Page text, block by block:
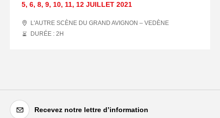
5, 6, 8, 9, 10, 11, 12 JUILLET 2021
L'AUTRE SCÈNE DU GRAND AVIGNON – VEDÈNE
DURÉE : 2 H
Recevez notre lettre d’information